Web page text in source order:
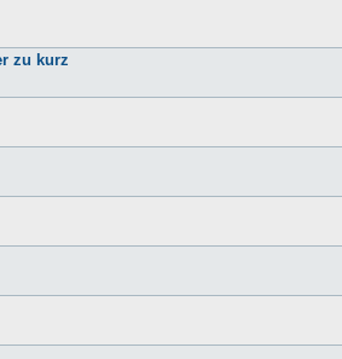
zu kurz